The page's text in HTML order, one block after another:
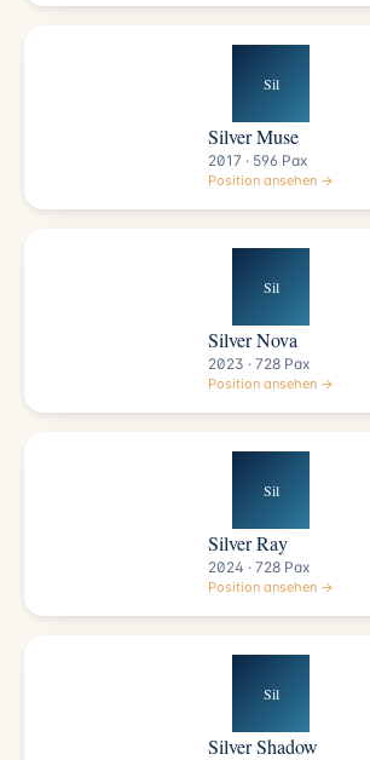
Sil
Silver Muse
2017 · 596 Pax
Position ansehen →
Sil
Silver Nova
2023 · 728 Pax
Position ansehen →
Sil
Silver Ray
2024 · 728 Pax
Position ansehen →
Sil
Silver Shadow